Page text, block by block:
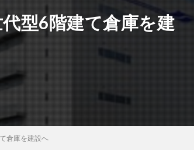
型6階建て倉庫を建
倉庫を建設へ